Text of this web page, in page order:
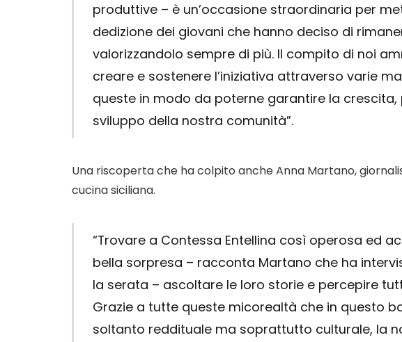
produttive – è un’occasione straordinaria per
dedizione dei giovani che hanno deciso di
valorizzandolo sempre di più. Il compito di noi
creare e sostenere l’iniziativa attraverso varie
queste in modo da poterne garantire la
sviluppo della nostra comunità”.
Una riscoperta che ha colpito anche Anna Martano,
cucina siciliana.
“Trovare a Contessa Entellina così operosa ed
bella sorpresa – racconta Martano che ha
la serata – ascoltare le loro storie e percepire
Grazie a tutte queste micorealtà che in questo
soltanto reddituale ma soprattutto culturale, la